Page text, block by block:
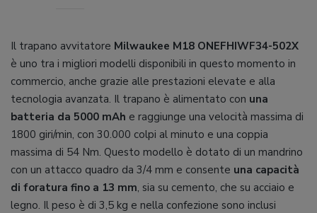
Il trapano avvitatore Milwaukee M18 ONEFHIWF34-502X
è uno tra i migliori modelli disponibili in questo momento in
commercio, anche grazie alle prestazioni elevate e alla
tecnologia avanzata. Il trapano è alimentato con una
batteria da 5000 mAh e raggiunge una velocità massima di
1800 giri/min, con 30.000 colpi al minuto e una coppia
massima di 54 Nm. Questo modello è dotato di un mandrino
con un attacco quadro da 3/4 mm e consente una capacità
di foratura fino a 13 mm, sia su cemento, che su acciaio e
legno. Il peso è di 3,5 kg e nella confezione sono inclusi